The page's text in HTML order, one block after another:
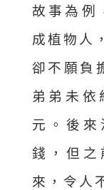
故事為例
成植物人
卻不願負
弟弟未依
元。後來
錢，但之
來，令人